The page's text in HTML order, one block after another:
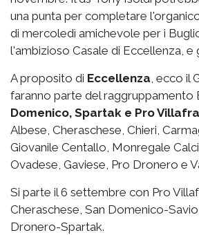
una punta per completare
di mercoledì amichevole per i
l'ambizioso Casale di Eccellenza, e
A proposito di Eccellenza, ecco il
faranno parte del raggruppamento
Domenico, Spartak e Pro
Albese, Cheraschese, Chieri,
Giovanile Centallo, Monregale
Ovadese, Gaviese, Pro Dronero e
Si parte il 6 settembre con Pro
Cheraschese, San Domenico-
Dronero-Spartak.